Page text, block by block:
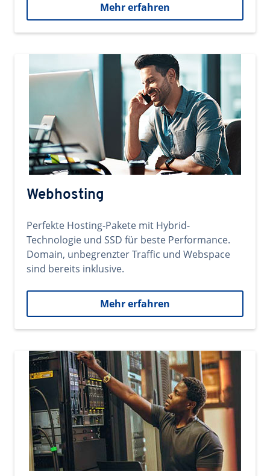
Mehr erfahren
Webhosting
Perfekte Hosting-Pakete mit Hybrid-
Technologie und SSD für beste Performance.
Domain, unbegrenzter Traffic und Webspace
sind bereits inklusive.
Mehr erfahren